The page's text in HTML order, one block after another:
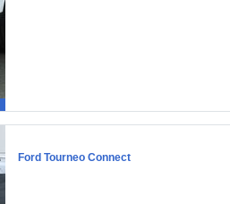
Ford Tourneo Connect